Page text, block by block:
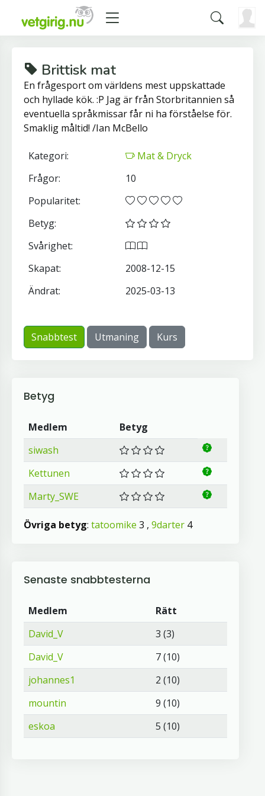
Brittisk mat
En frågesport om världens mest uppskattade
och hyllade kök. :P Jag är från Storbritannien så
eventuella språkmissar får ni ha förståelse för.
Smaklig måltid! /Ian McBello
Kategori:
Mat & Dryck
Frågor:
10
Popularitet:
Betyg:
Svårighet:
Skapat:
2008-12-15
Ändrat:
2025-03-13
Snabbtest Utmaning Kurs
Betyg
Medlem
Betyg
siwash
Kettunen
Marty_SWE
Övriga betyg: tatoomike 3 , 9darter 4
Senaste snabbtesterna
Medlem
Rätt
David_V
3 (3)
David_V
7 (10)
johannes1
2 (10)
mountin
9 (10)
eskoa
5 (10)